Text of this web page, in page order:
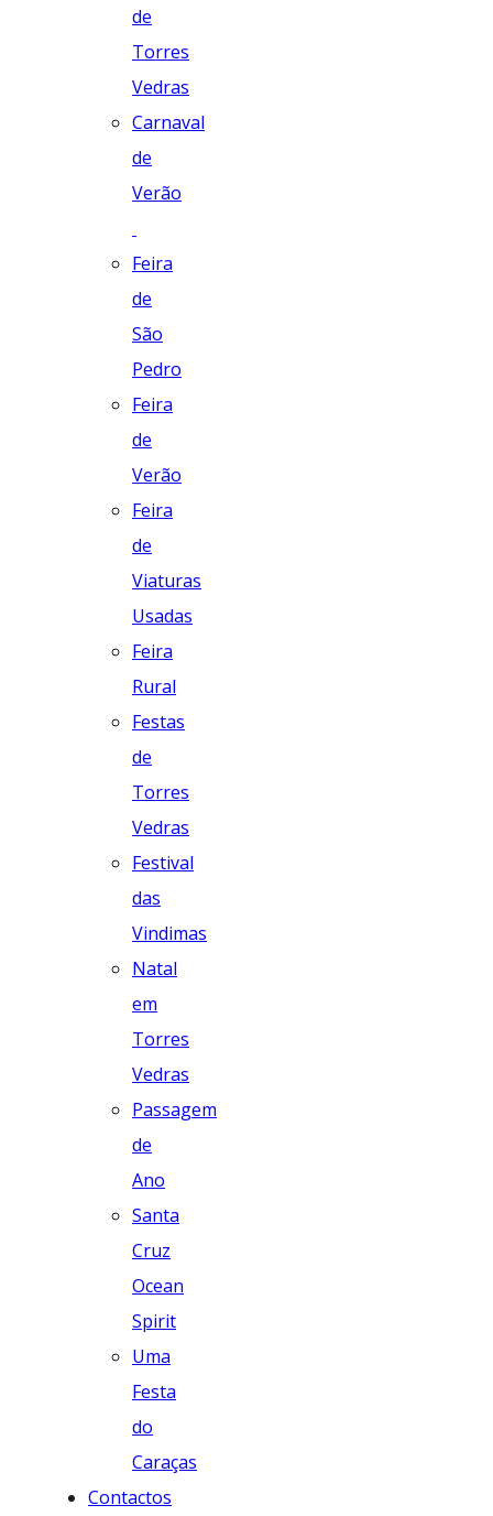
de
Torres
Vedras
Carnaval
de
Verão
Feira
de
São
Pedro
Feira
de
Verão
Feira
de
Viaturas
Usadas
Feira
Rural
Festas
de
Torres
Vedras
Festival
das
Vindimas
Natal
em
Torres
Vedras
Passagem
de
Ano
Santa
Cruz
Ocean
Spirit
Uma
Festa
do
Caraças
Contactos